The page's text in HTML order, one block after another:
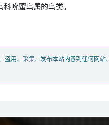
吮蜜鸟属的鸟类。
盗用、采集、发布本站内容到任何网站